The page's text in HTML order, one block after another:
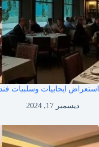
استعراض ايجابيات وسلبيات
ديسمبر 17, 2024